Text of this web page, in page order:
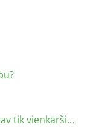
tik vienkārši...